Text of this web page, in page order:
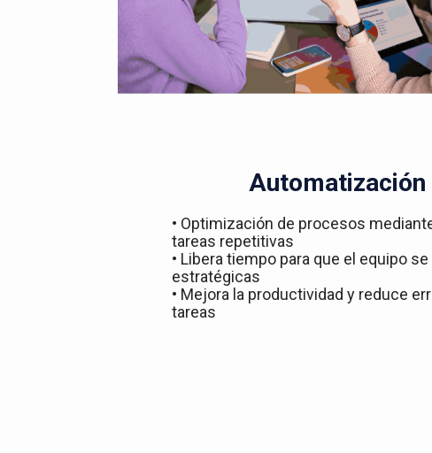
Automatización
• Optimización de procesos
tareas repetitivas
• Libera tiempo para que el equipo
estratégicas
• Mejora la productividad y reduce
tareas